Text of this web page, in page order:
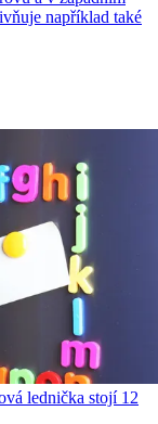
například také
lednička stojí 12